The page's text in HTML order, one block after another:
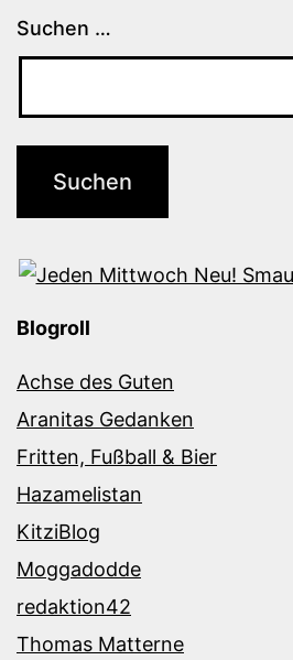
Suchen …
Blogroll
Achse des Guten
Aranitas Gedanken
Fritten, Fußball & Bier
Hazamelistan
KitziBlog
Moggadodde
redaktion42
Thomas Matterne